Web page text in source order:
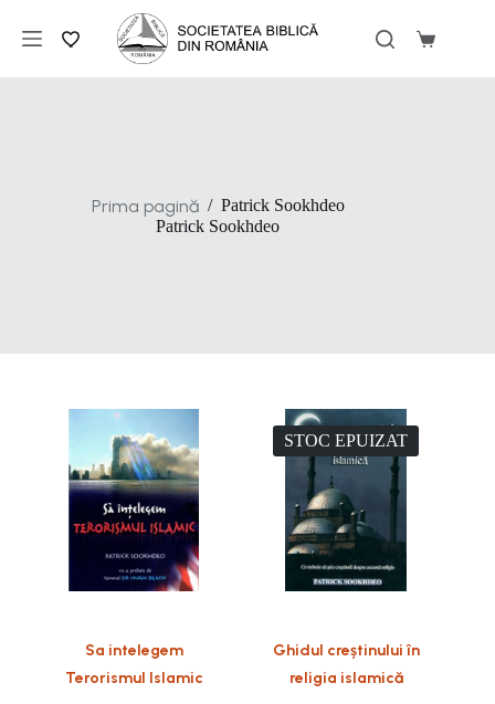
conținut
Coș
Prima pagină / Patrick Sookhdeo
Patrick Sookhdeo
Sa intelegem
Terorismul Islamic
STOC EPUIZAT
Ghidul creștinului în
religia islamică